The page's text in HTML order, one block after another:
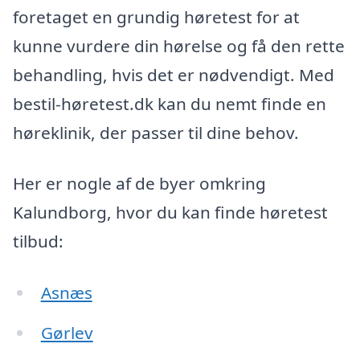
foretaget en grundig høretest for at
kunne vurdere din hørelse og få den rette
behandling, hvis det er nødvendigt. Med
bestil-høretest.dk kan du nemt finde en
høreklinik, der passer til dine behov.
Her er nogle af de byer omkring
Kalundborg, hvor du kan finde høretest
tilbud:
Asnæs
Gørlev